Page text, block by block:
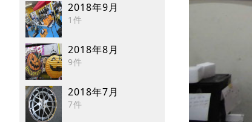
2018年9月
1件
2018年8月
9件
2018年7月
7件